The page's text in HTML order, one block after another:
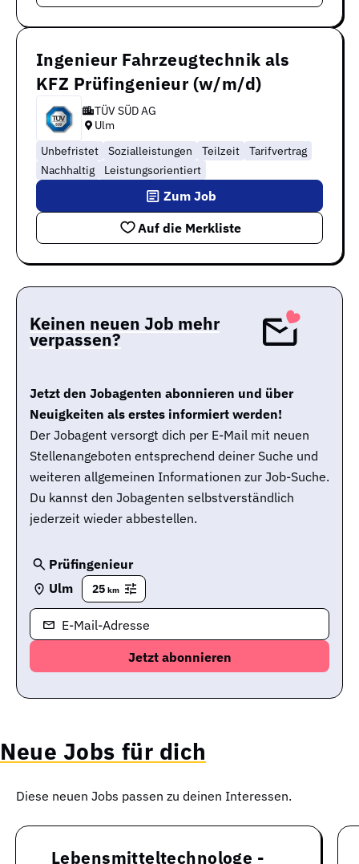
Ingenieur Fahrzeugtechnik als
KFZ Prüfingenieur (w/m/d)
TÜV SÜD AG
Ulm
Unbefristet
Sozialleistungen Teilzeit
Tarifvertrag
Nachhaltig
Leistungsorientiert
Auf die Merkliste
Zum Job
Keinen neuen Job mehr
verpassen?
Jetzt den Jobagenten abonnieren und über
Neuigkeiten als erstes informiert werden!
Der Jobagent versorgt dich per E-Mail mit neuen
Stellenangeboten entsprechend deiner Suche und
weiteren allgemeinen Informationen zur Job-Suche.
Du kannst den Jobagenten selbstverständlich
jederzeit wieder abbestellen.
Prüfingenieur
Ulm
25 km
E-Mail-Adresse
Neue Jobs für dich
Diese neuen Jobs passen zu deinen Interessen.
Lebensmitteltechnologe -